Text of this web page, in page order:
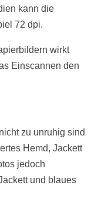
kann die
72 dpi.
wirkt
Einscannen den
zu unruhig sind
Hemd, Jackett
jedoch
und blaues